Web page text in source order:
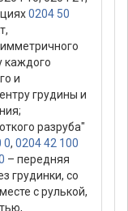
0204 50
каждого
и
грудины и
разруба"
0, 0204 42 100
– передняя
грудинки, со
с рулькой,